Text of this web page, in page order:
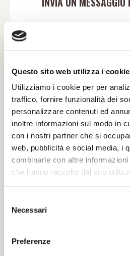
Questo sito web utilizza i cookie
Utilizziamo i cookie per per
traffico, fornire funzionalità dei
personalizzare contenuti ed
inoltre informazioni sul modo in
con i nostri partner che si
web, pubblicità e social media, i
combinarle con altre
che hanno raccolto dal suo
Necessari
Preferenze
Compila il modulo con
poter inviare le tue
Sarà nostra premura far
Il tuo nome e cognome *
La tua Email *